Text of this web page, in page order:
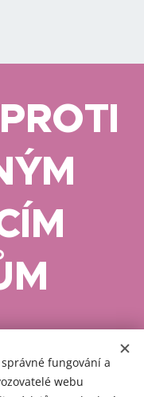
úkolech:
za
vyjádř
fungování a
webu